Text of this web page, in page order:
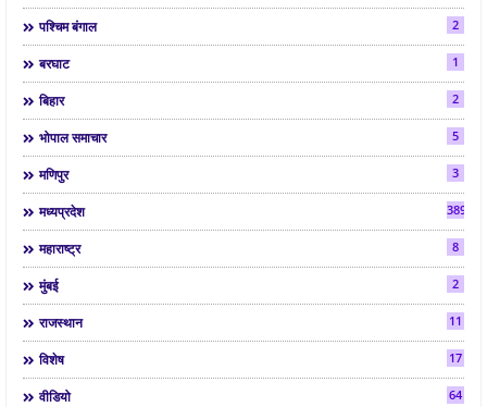
पश्चिम बंगाल 2
बरघाट 1
बिहार 2
भोपाल समाचार 5
मणिपुर 3
मध्यप्रदेश 3892
महाराष्ट्र 8
मुंबई 2
राजस्थान 11
विशेष 17
वीडियो 64